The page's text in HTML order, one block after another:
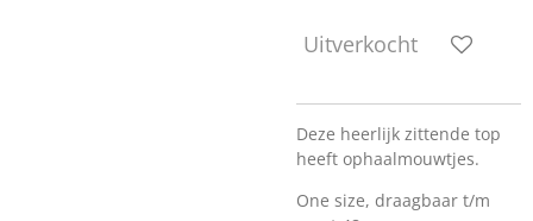
Uitverkocht
Deze heerlijk zittende top
heeft ophaalmouwtjes.
One size, draagbaar t/m